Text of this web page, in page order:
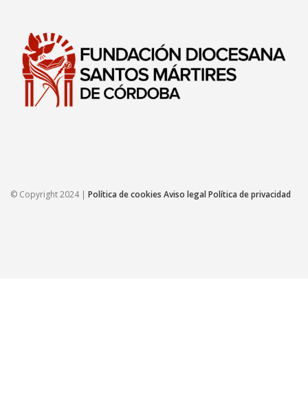
© Copyright 2024 | Política de cookies Aviso legalPolítica de privacidad